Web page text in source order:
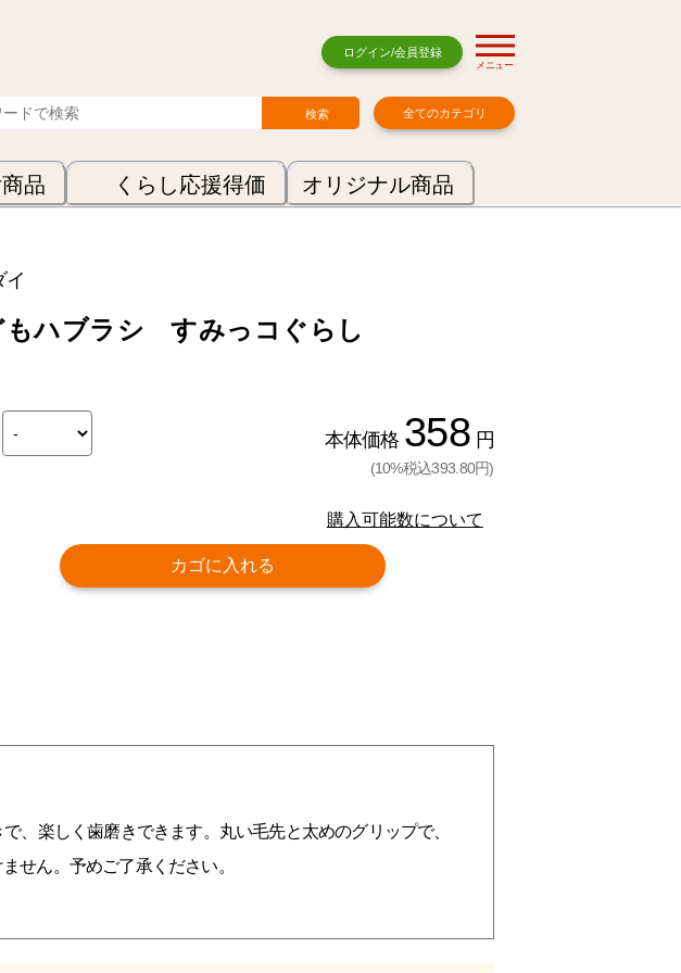
ログイン/会員登録
メニュー
全てのカテゴリ
品 くらし応援得価 オリジナル商品
ダイ
もハブラシ すみっコぐらし
本体価格 358 円
(10%税込393.80円)
購入可能数について
カゴに入れる
、楽しく歯磨きできます。丸い毛先と太めのグリップで、
ん。予めご了承ください。